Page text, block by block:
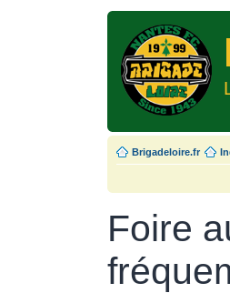
Brigadeloire.fr
Foire